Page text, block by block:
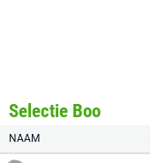
Selectie Boo
NAAM